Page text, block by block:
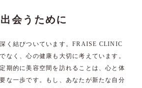
会うために
く結びついています。FRAISE CLINIC
なく、心の健康も大切に考えています。
期的に美容空間を訪れることは、心と体
な一歩です。もし、あなたが新たな自分